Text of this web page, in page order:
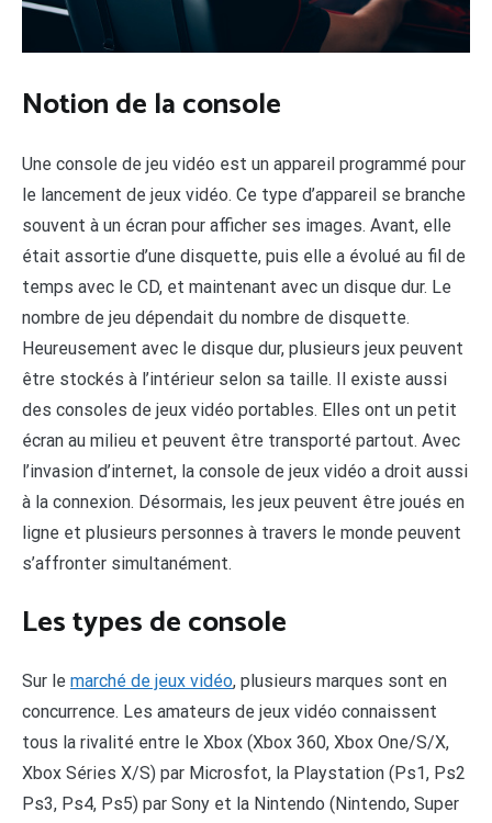
Notion de la console
Une console de jeu vidéo est un appareil programmé pour
le lancement de jeux vidéo. Ce type d’appareil se branche
souvent à un écran pour afficher ses images. Avant, elle
était assortie d’une disquette, puis elle a évolué au fil de
temps avec le CD, et maintenant avec un disque dur. Le
nombre de jeu dépendait du nombre de disquette.
Heureusement avec le disque dur, plusieurs jeux peuvent
être stockés à l’intérieur selon sa taille. Il existe aussi
des consoles de jeux vidéo portables. Elles ont un petit
écran au milieu et peuvent être transporté partout. Avec
l’invasion d’internet, la console de jeux vidéo a droit aussi
à la connexion. Désormais, les jeux peuvent être joués en
ligne et plusieurs personnes à travers le monde peuvent
s’affronter simultanément.
Les types de console
Sur le marché de jeux vidéo, plusieurs marques sont en
concurrence. Les amateurs de jeux vidéo connaissent
tous la rivalité entre le Xbox (Xbox 360, Xbox One/S/X,
Xbox Séries X/S) par Microsfot, la Playstation (Ps1, Ps2
Ps3, Ps4, Ps5) par Sony et la Nintendo (Nintendo, Super